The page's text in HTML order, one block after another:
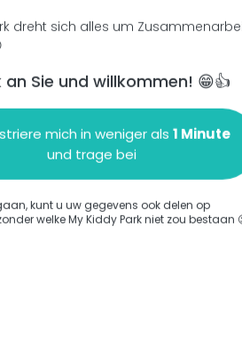
hinzufügen
dreht sich alles um
an Sie und willkommen! 😁👍
mich in weniger als 1 Minute
und trage bei
kunt u uw gegevens ook delen op
welke My Kiddy Park niet zou bestaan